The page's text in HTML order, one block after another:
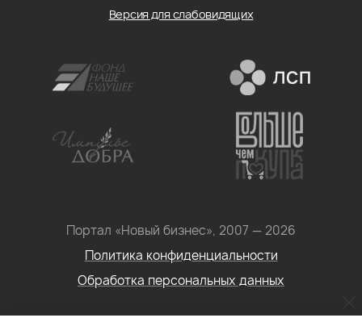
Портал «Новый бизнес», 2007 — 2026
Политика конфиденциальности
Обработка персональных данных
Версия для слабовидящих